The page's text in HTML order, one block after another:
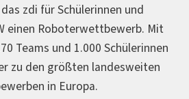
zdi für Schülerinnen und
einen Roboterwettbewerb. Mit
Teams und 1.000 Schülerinnen
zu den größten landesweiten
in Europa.